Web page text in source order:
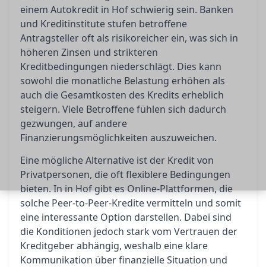
einem Autokredit in Hof schwierig sein. Banken
und Kreditinstitute stufen betroffene
Antragsteller oft als risikoreicher ein, was sich in
höheren Zinsen und strikteren
Kreditbedingungen niederschlägt. Dies kann
sowohl die monatliche Belastung erhöhen als
auch die Gesamtkosten des Kredits erheblich
steigern. Viele Betroffene fühlen sich dadurch
gezwungen, auf andere
Finanzierungsmöglichkeiten auszuweichen.
Eine mögliche Alternative ist der Kredit von
Privatpersonen, die oft flexiblere Bedingungen
bieten. In in Hof gibt es Online-Plattformen, die
solche Peer-to-Peer-Kredite vermitteln und somit
eine interessante Option darstellen. Dabei sind
die Konditionen jedoch stark vom Vertrauen der
Kreditgeber abhängig, weshalb eine klare
Kommunikation über finanzielle Situation und